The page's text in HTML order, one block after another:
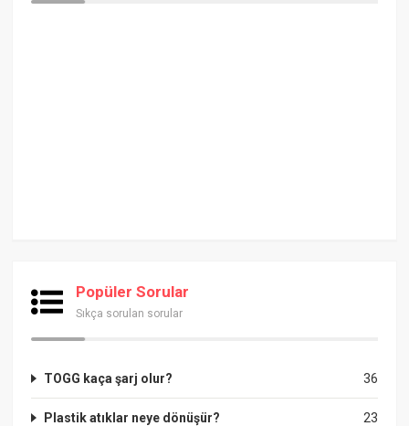
Popüler Sorular
Sıkça sorulan sorular
36
TOGG kaça şarj olur?
23
Plastik atıklar neye dönüşür?